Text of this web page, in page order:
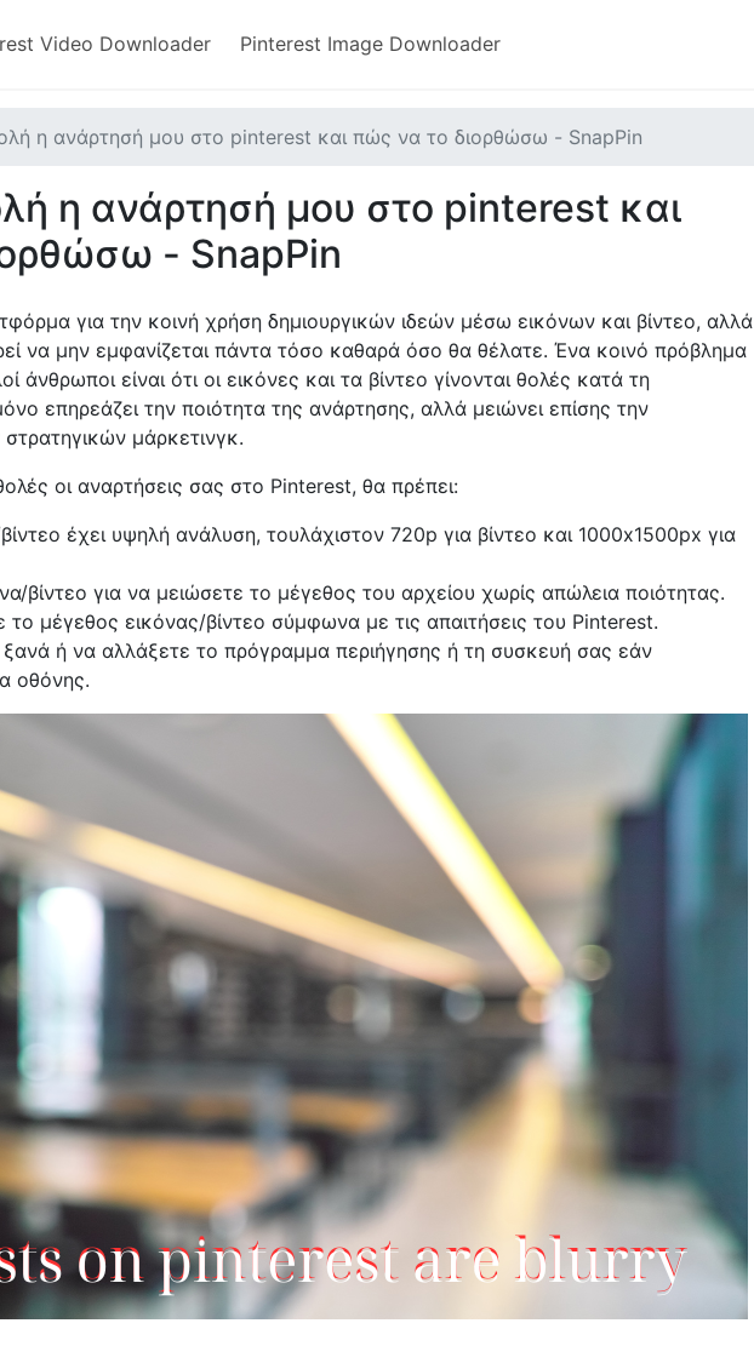
Video Downloader Pinterest Image Downloader
θολή η ανάρτησή μου στο pinterest και πώς να το διορθώσω - SnapPin
η ανάρτησή μου στο pinterest και
- SnapPin
για την κοινή χρήση δημιουργικών ιδεών μέσω εικόνων και βίντεο, αλλά
να μην εμφανίζεται πάντα τόσο καθαρά όσο θα θέλατε. Ένα κοινό πρόβλημα
άνθρωποι είναι ότι οι εικόνες και τα βίντεο γίνονται θολές κατά τη
επηρεάζει την ποιότητα της ανάρτησης, αλλά μειώνει επίσης την
μάρκετινγκ.
οι αναρτήσεις σας στο Pinterest, θα πρέπει:
έχει υψηλή ανάλυση, τουλάχιστον 720p για βίντεο και 1000x1500px για
βίντεο για να μειώσετε το μέγεθος του αρχείου χωρίς απώλεια ποιότητας.
το μέγεθος εικόνας/βίντεο σύμφωνα με τις απαιτήσεις του Pinterest.
ή να αλλάξετε το πρόγραμμα περιήγησης ή τη συσκευή σας εάν
οθόνης.